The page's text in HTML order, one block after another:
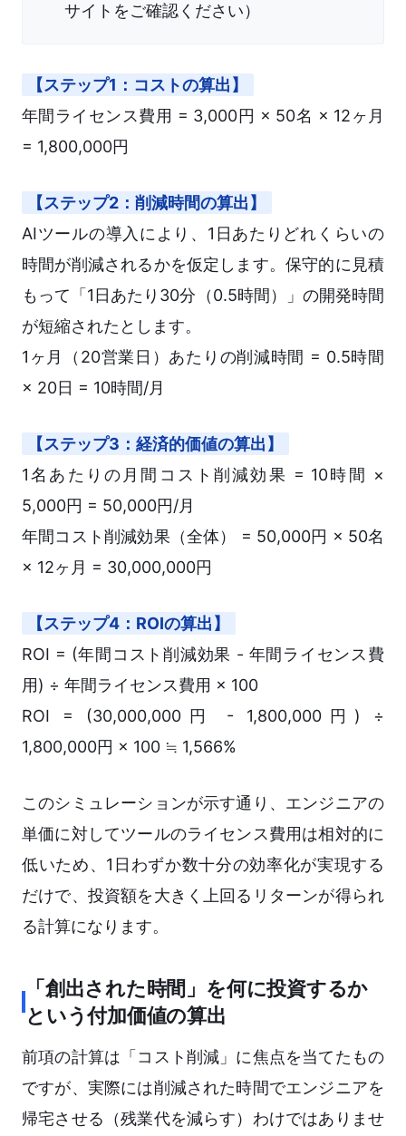
サイトをご確認ください）
【ステップ1：コストの算出】
年間ライセンス費用 = 3,000円 × 50名 × 12ヶ月
= 1,800,000円
【ステップ2：削減時間の算出】
AIツールの導入により、1日あたりどれくらいの
時間が削減されるかを仮定します。保守的に見積
もって「1日あたり30分（0.5時間）」の開発時間
が短縮されたとします。
1ヶ月（20営業日）あたりの削減時間 = 0.5時間
× 20日 = 10時間/月
【ステップ3：経済的価値の算出】
1名あたりの月間コスト削減効果 = 10時間 ×
5,000円 = 50,000円/月
年間コスト削減効果（全体） = 50,000円 × 50名
× 12ヶ月 = 30,000,000円
【ステップ4：ROIの算出】
ROI = (年間コスト削減効果 - 年間ライセンス費
用) ÷ 年間ライセンス費用 × 100
ROI = (30,000,000円 - 1,800,000円) ÷
1,800,000円 × 100 ≒ 1,566%
このシミュレーションが示す通り、エンジニアの
単価に対してツールのライセンス費用は相対的に
低いため、1日わずか数十分の効率化が実現する
だけで、投資額を大きく上回るリターンが得られ
る計算になります。
「創出された時間」を何に投資するか
という付加価値の算出
前項の計算は「コスト削減」に焦点を当てたもの
ですが、実際には削減された時間でエンジニアを
帰宅させる（残業代を減らす）わけではありませ